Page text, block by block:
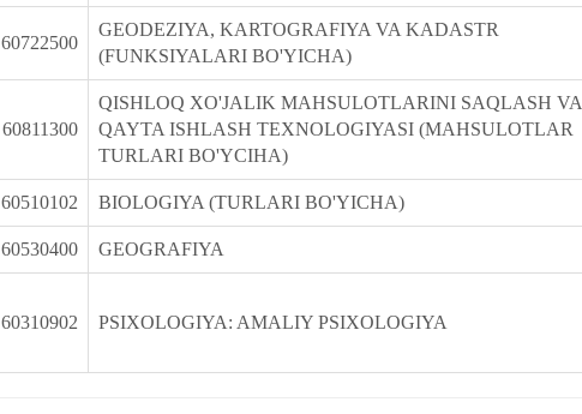
60722500
GEODEZIYA, KARTOGRAFIYA VA KADASTR
(FUNKSIYALARI BO'YICHA)
60811300
QISHLOQ XO'JALIK MAHSULOTLARINI SAQLASH VA
QAYTA ISHLASH TEXNOLOGIYASI (MAHSULOTLAR
TURLARI BO'YCIHA)
60510102 BIOLOGIYA (TURLARI BO'YICHA)
60530400 GEOGRAFIYA
60310902 PSIXOLOGIYA: AMALIY PSIXOLOGIYA